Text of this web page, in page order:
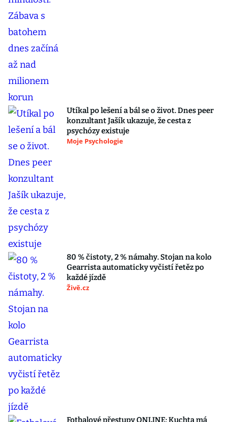
Utíkal po lešení a bál se o život. Dnes peer
konzultant Jašík ukazuje, že cesta z
psychózy existuje
Moje Psychologie
80 % čistoty, 2 % námahy. Stojan na kolo
Gearrista automaticky vyčistí řetěz po
každé jízdě
Živě.cz
Fotbalové přestupy ONLINE: Kuchta má